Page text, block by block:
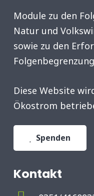
Module zu den
Natur und
sowie zu den
Folgenbegrenzung
Diese Website
Ökostrom
Spenden
Kontakt